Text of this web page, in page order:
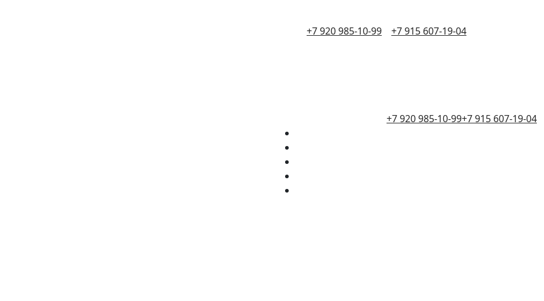
+7 920 985-10-99 +7 915 607-19-04
+7 920 985-10-99+7 915 607-19-04